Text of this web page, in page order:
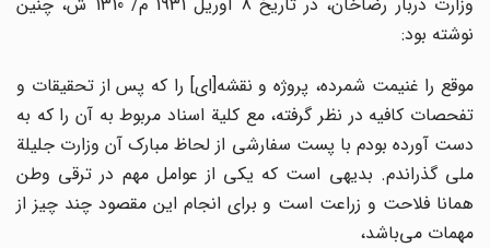
نوشته بود:
موقع را غنیمت شمرده، پروژه و نقشه‌[ای] را که پس از تحقیقات و
تفحصات کافیه در نظر گرفته، مع کلیة اسناد مربوط به آن را که به
دست آورده بودم با پست سفارشی از لحاظ مبارک آن وزارت جلیلة
ملی گذراندم. بدیهی است که یکی از عوامل مهم در ترقی وطن
همانا فلاحت و زراعت است و برای انجام این مقصود چند چیز از
مهمات می‌باشد،